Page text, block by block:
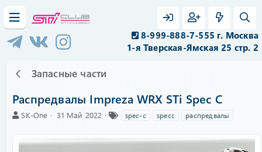
8-999-888-7-555 г. Москва
1-я Тверская-Ямская 25 стр. 2
Запасные части
Распредвалы Impreza WRX STi Spec C
А
о
SK-One
C
a
31 Май 2022 spec-c specc распредвалы